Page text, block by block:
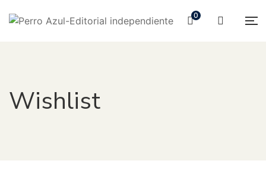
0
Wishlist